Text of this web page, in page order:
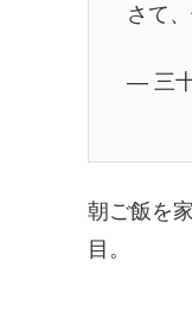
さて
— 三
朝ご飯を
目。